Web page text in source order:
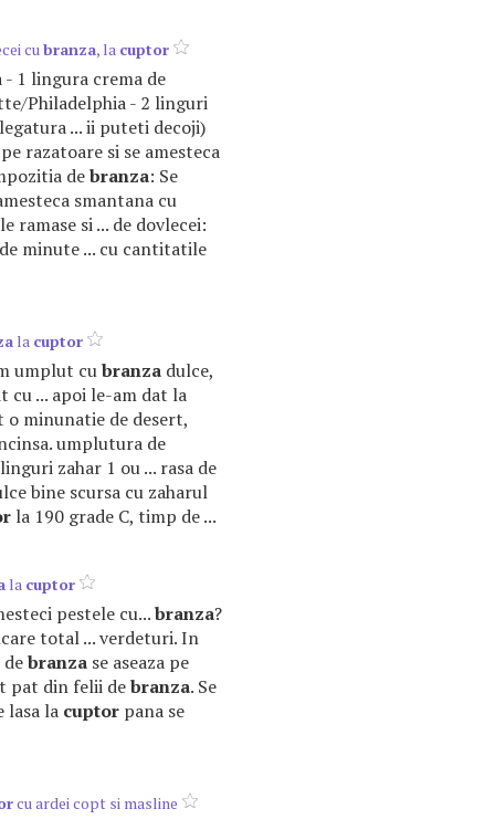
cubranza, la cuptor
- 1 lingura crema de
Philadelphia - 2 linguri
... ii puteti decoji)
razatoare si se amesteca
debranza: Se
smantana cu
ramase si ... de dovlecei:
minute ... cu cantitatile
la cuptor
umplut cubranza dulce,
cu ... apoi le-am dat la
o minunatie de desert,
umplutura de
zahar 1 ou ... rasa de
bine scursa cu zaharul
la 190 grade C, timp de ...
la cuptor
pestele cu...branza?
total ... verdeturi. In
branza se aseaza pe
pat din felii debranza. Se
lasa la cuptor pana se
cu ardei copt si masline